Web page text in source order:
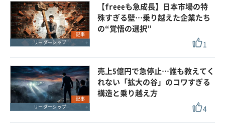
記事
リーダーシップ
【freeeも急成長】日本市場の特
殊すぎる壁…乗り越えた企業たち
の“覚悟の選択”
1
記事
リーダーシップ
売上5億円で急停止…誰も教えてく
れない「拡大の谷」のコワすぎる
構造と乗り越え方
4